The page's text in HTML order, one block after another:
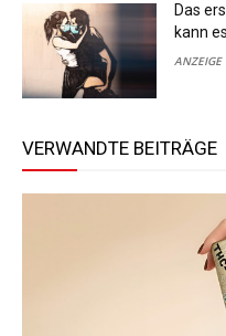
Das
kann
ANZEIGE
VERWANDTE BEITRÄGE